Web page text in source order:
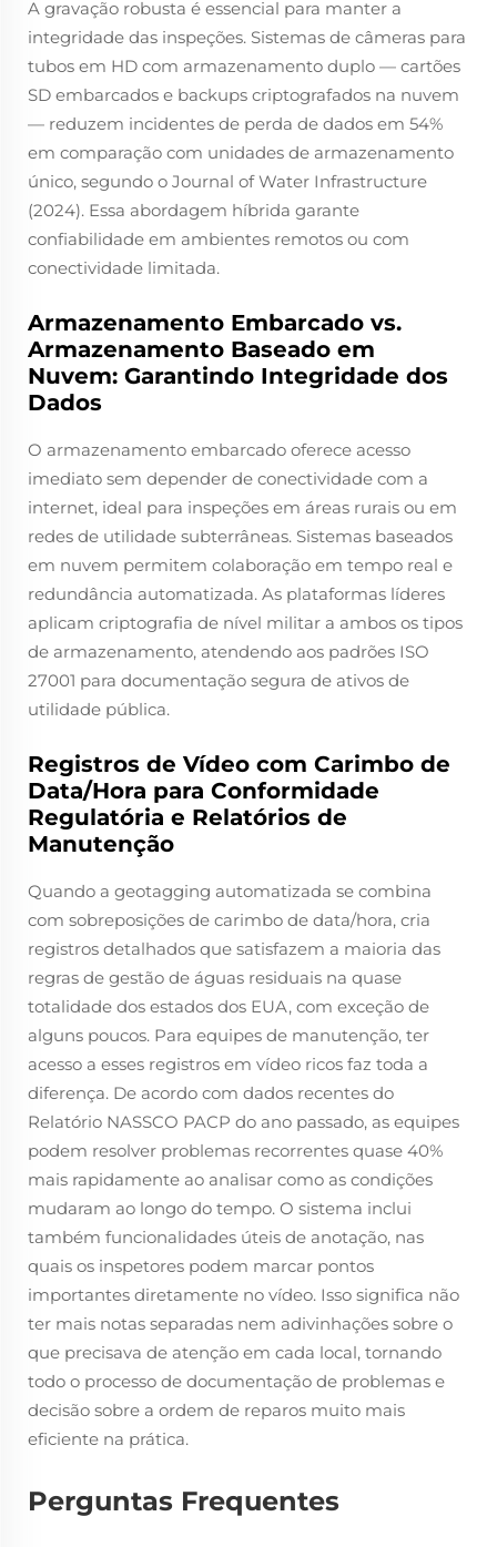
A gravação robusta é essencial para manter a
integridade das inspeções. Sistemas de câmeras para
tubos em HD com armazenamento duplo — cartões
SD embarcados e backups criptografados na nuvem
— reduzem incidentes de perda de dados em 54%
em comparação com unidades de armazenamento
único, segundo o Journal of Water Infrastructure
(2024). Essa abordagem híbrida garante
confiabilidade em ambientes remotos ou com
conectividade limitada.
Armazenamento Embarcado vs.
Armazenamento Baseado em
Nuvem: Garantindo Integridade dos
Dados
O armazenamento embarcado oferece acesso
imediato sem depender de conectividade com a
internet, ideal para inspeções em áreas rurais ou em
redes de utilidade subterrâneas. Sistemas baseados
em nuvem permitem colaboração em tempo real e
redundância automatizada. As plataformas líderes
aplicam criptografia de nível militar a ambos os tipos
de armazenamento, atendendo aos padrões ISO
27001 para documentação segura de ativos de
utilidade pública.
Registros de Vídeo com Carimbo de
Data/Hora para Conformidade
Regulatória e Relatórios de
Manutenção
Quando a geotagging automatizada se combina
com sobreposições de carimbo de data/hora, cria
registros detalhados que satisfazem a maioria das
regras de gestão de águas residuais na quase
totalidade dos estados dos EUA, com exceção de
alguns poucos. Para equipes de manutenção, ter
acesso a esses registros em vídeo ricos faz toda a
diferença. De acordo com dados recentes do
Relatório NASSCO PACP do ano passado, as equipes
podem resolver problemas recorrentes quase 40%
mais rapidamente ao analisar como as condições
mudaram ao longo do tempo. O sistema inclui
também funcionalidades úteis de anotação, nas
quais os inspetores podem marcar pontos
importantes diretamente no vídeo. Isso significa não
ter mais notas separadas nem adivinhações sobre o
que precisava de atenção em cada local, tornando
todo o processo de documentação de problemas e
decisão sobre a ordem de reparos muito mais
eficiente na prática.
Perguntas Frequentes